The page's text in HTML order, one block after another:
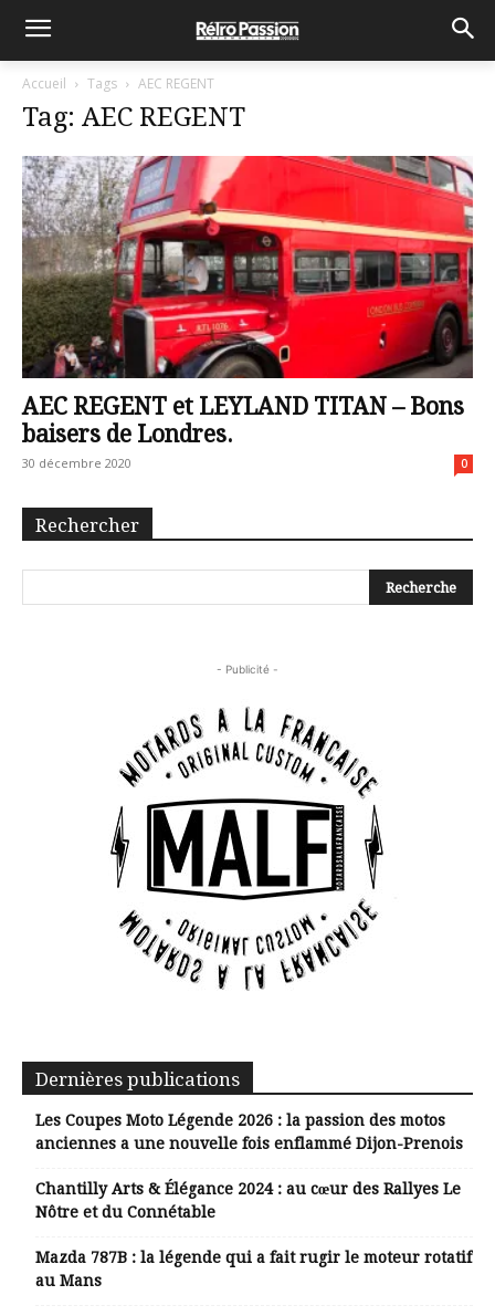
Accueil Tags AEC REGENT
Tag: AEC REGENT
AEC REGENT et LEYLAND TITAN – Bons
baisers de Londres.
30 décembre 2020 0
Rechercher
- Publicité -
Dernières publications
Les Coupes Moto Légende 2026 : la passion des motos
anciennes a une nouvelle fois enflammé Dijon-Prenois
Chantilly Arts & Élégance 2024 : au cœur des Rallyes Le
Nôtre et du Connétable
Mazda 787B : la légende qui a fait rugir le moteur rotatif
au Mans